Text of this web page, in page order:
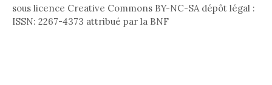
sous licence Creative Commons BY-NC-SA dépôt légal :
ISSN: 2267-4373 attribué par la BNF